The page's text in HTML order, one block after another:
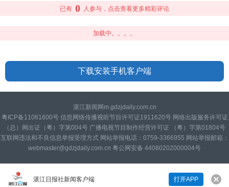
湛江日报社新闻客户端 打开APP
来说两句吧...
已有 0 人参与，点击查看更多精彩评论
加载中。。。。
下载安装手机客户端
湛江新闻网m.gdzjdaily.com.cn
粤ICP备11061600号 信息网络传播视听节目许可证1911620号 网络出版服务许可证
（总）网出证（粤）字第004号 广播电视节目制作经营许可证 （粤）字第01804号
互联网违法和不良信息举报受理方式 网站举报电话：0759-3366955 网站举报邮箱：
webmaster@gdzjdaily.com.cn 粤公网安备 44080202000004号